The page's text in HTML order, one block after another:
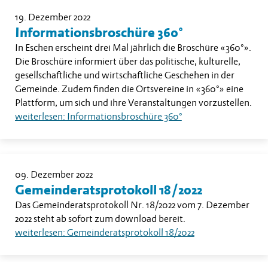
19. Dezember 2022
Informationsbroschüre 360°
In Eschen erscheint drei Mal jährlich die Broschüre «360°».
Die Broschüre informiert über das politische, kulturelle,
gesellschaftliche und wirtschaftliche Geschehen in der
Gemeinde. Zudem finden die Ortsvereine in «360°» eine
Plattform, um sich und ihre Veranstaltungen vorzustellen.
weiterlesen: Informationsbroschüre 360°
09. Dezember 2022
Gemeinderatsprotokoll 18/2022
Das Gemeinderatsprotokoll Nr. 18/2022 vom 7. Dezember
2022 steht ab sofort zum download bereit.
weiterlesen: Gemeinderatsprotokoll 18/2022